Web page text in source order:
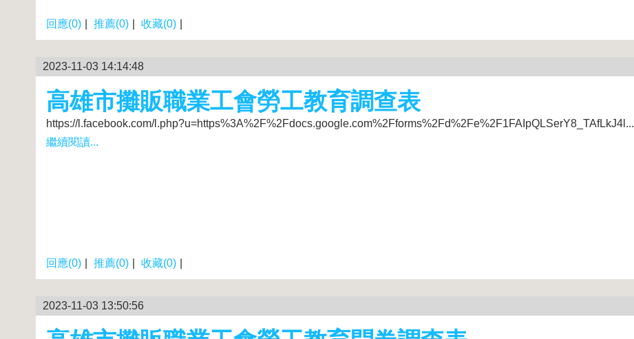
回應(0) 推薦(0) 收藏(0)
2023-11-03 14:14:48
高雄市攤販職業工會勞工教育調查表
https://l.facebook.com/l.php?u=https%3A%2F%2Fdocs.google.com%2Fforms%2Fd%2Fe%2F1FAIpQLSerY8_TAfLkJ4l...
繼續閱讀...
回應(0) 推薦(0) 收藏(0)
2023-11-03 13:50:56